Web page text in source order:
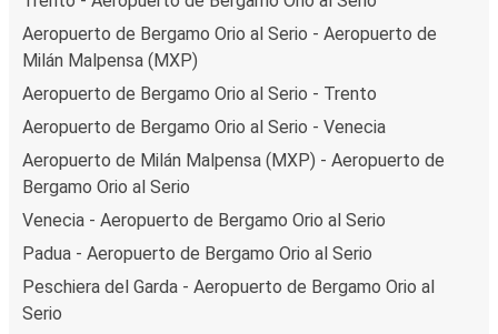
Aeropuerto de Bergamo Orio al Serio - Aeropuerto de
Milán Malpensa (MXP)
Aeropuerto de Bergamo Orio al Serio - Trento
Aeropuerto de Bergamo Orio al Serio - Venecia
Aeropuerto de Milán Malpensa (MXP) - Aeropuerto de
Bergamo Orio al Serio
Venecia - Aeropuerto de Bergamo Orio al Serio
Padua - Aeropuerto de Bergamo Orio al Serio
Peschiera del Garda - Aeropuerto de Bergamo Orio al
Serio